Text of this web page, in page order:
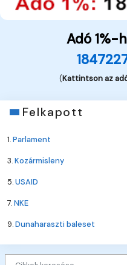
Adó 1%-
(Kattintson az
Felkapott
1.Parlament
3.Kozármisleny
5.USAID
7.NKE
9.Dunaharaszti baleset